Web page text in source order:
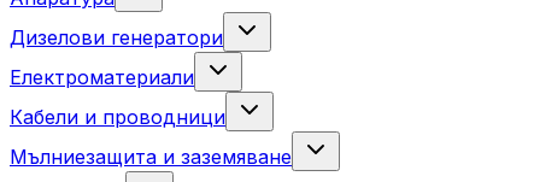
Дизелови генератори
Електроматериали
Кабели и проводници
Мълниезащита и заземяване